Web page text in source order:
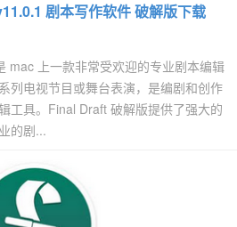
剧本写作软件 破解版下载
mac 上一款非常受欢迎的专业剧本编辑
列电视节目或舞台表演，是编剧和创作
工具。Final Draft 破解版提供了强大的
的剧...